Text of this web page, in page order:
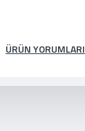
ÜRÜN YORUMLARI